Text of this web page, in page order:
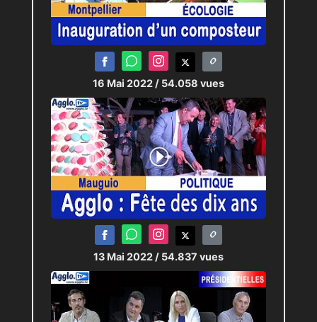
16 Mai 2022 / 54.058 vues
13 Mai 2022 / 54.837 vues